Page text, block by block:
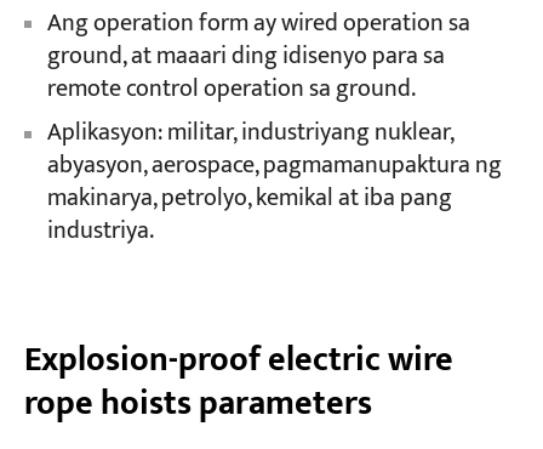
Ang operation form ay wired operation sa
ground, at maaari ding idisenyo para sa
remote control operation sa ground.
Aplikasyon: militar, industriyang nuklear,
abyasyon, aerospace, pagmamanupaktura ng
makinarya, petrolyo, kemikal at iba pang
industriya.
Explosion-proof electric wire
rope hoists parameters